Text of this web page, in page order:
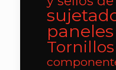
paneles
Tornillos